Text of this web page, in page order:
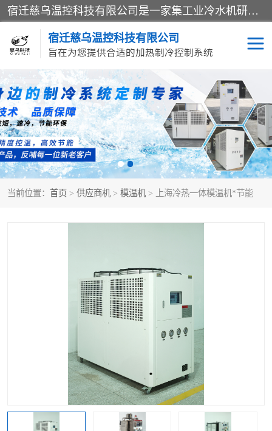
宿迁慈乌温控科技有限公司是一家集工业冷水机研发、制造、营销、服务于一体的技术生产型企业，经营范围包括：冷水机、螺杆式冷水机组、工业冷水机、水冷式冷水机、风冷式冷水机组、风冷螺杆式冷冻机组、冷冻机、注塑专用冷水机、混泥土专用冷水机、低温防爆冷水机组等。专业温控设备供应商 模温机/冷水机/导热油炉定制服务等
宿迁慈乌温控科技有限公司
旨在为您提供合适的加热制冷控制系统
当前位置： 首页 > 供应商机 > 模温机 > 上海冷热一体模温机*节能
冷水机 模温机
导热油加热器